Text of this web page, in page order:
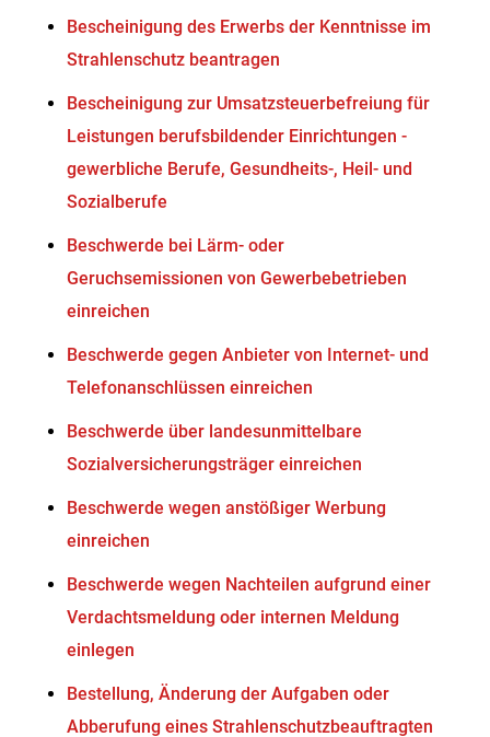
Bescheinigung des Erwerbs der Kenntnisse im
Strahlenschutz beantragen
Bescheinigung zur Umsatzsteuerbefreiung für
Leistungen berufsbildender Einrichtungen -
gewerbliche Berufe, Gesundheits-, Heil- und
Sozialberufe
Beschwerde bei Lärm- oder
Geruchsemissionen von Gewerbebetrieben
einreichen
Beschwerde gegen Anbieter von Internet- und
Telefonanschlüssen einreichen
Beschwerde über landesunmittelbare
Sozialversicherungsträger einreichen
Beschwerde wegen anstößiger Werbung
einreichen
Beschwerde wegen Nachteilen aufgrund einer
Verdachtsmeldung oder internen Meldung
einlegen
Bestellung, Änderung der Aufgaben oder
Abberufung eines Strahlenschutzbeauftragten